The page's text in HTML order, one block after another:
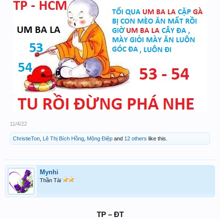
11/4/22
ChristieTon Lê Thị Bích Hồng Mộng Điệp and 12 others like this.
Mynhi
Thần Tài
TP – ĐT